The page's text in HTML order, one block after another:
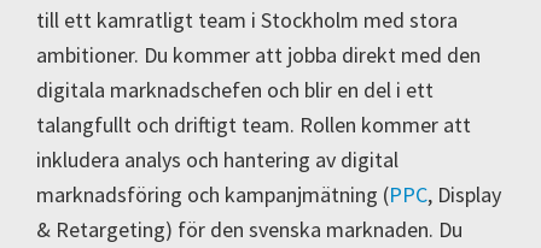
till ett kamratligt team i Stockholm med stora
ambitioner. Du kommer att jobba direkt med den
digitala marknadschefen och blir en del i ett
talangfullt och driftigt team. Rollen kommer att
inkludera analys och hantering av digital
marknadsföring och kampanjmätning (PPC, Display
& Retargeting) för den svenska marknaden. Du